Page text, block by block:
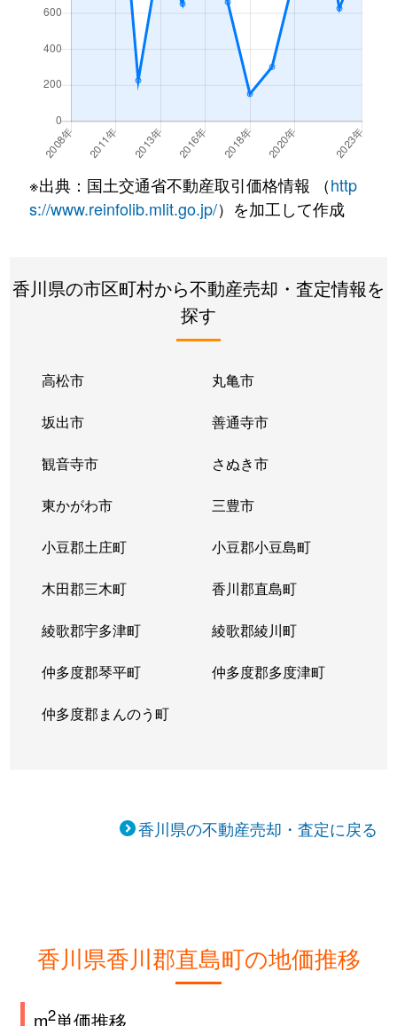
※出典：国土交通省不動産取引価格情報 （http
s://www.reinfolib.mlit.go.jp/）を加工して作成
香川県の市区町村から不動産売却・査定情報を
探す
高松市 丸亀市
坂出市 善通寺市
観音寺市 さぬき市
東かがわ市 三豊市
小豆郡土庄町 小豆郡小豆島町
木田郡三木町 香川郡直島町
綾歌郡宇多津町 綾歌郡綾川町
仲多度郡琴平町 仲多度郡多度津町
仲多度郡まんのう町
香川県の不動産売却・査定に戻る
香川県香川郡直島町の地価推移
m2単価推移